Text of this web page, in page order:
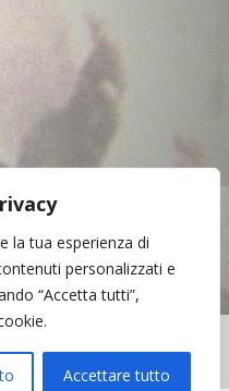
la tua esperienza di
personalizzati e
“Accetta tutti”,
Accettare tutto
Privacy Policy
d'Italia